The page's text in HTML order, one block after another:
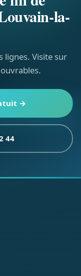
la-
lignes. Visite sur
→
44